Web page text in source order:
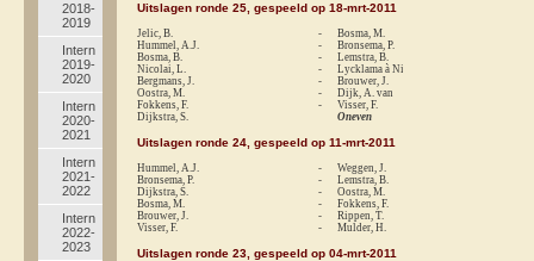
2018-
2019
Intern
2019-
2020
Intern
2020-
2021
Intern
2021-
2022
Intern
2022-
2023
Uitslagen ronde 25, gespeeld op 18-mrt-2011
Jelic, B. - Bosma, M.
Hummel, A.J.
- Bronsema, P.
Bosma, B.
- Lemstra, B.
Nicolai, L.
- Lycklama à Nijheholt, A.
Bergmans, J.
- Brouwer, J.
Oostra, M.
- Dijk, A. van
Fokkens, F.
- Visser, F.
Dijkstra, S.
Oneven
Uitslagen ronde 24, gespeeld op 11-mrt-2011
Hummel, A.J. - Weggen, J.
Bronsema, P.
- Lemstra, B.
Dijkstra, S.
- Oostra, M.
Bosma, M.
- Fokkens, F.
Brouwer, J.
- Rippen, T.
Visser, F.
- Mulder, H.
Uitslagen ronde 23, gespeeld op 04-mrt-2011